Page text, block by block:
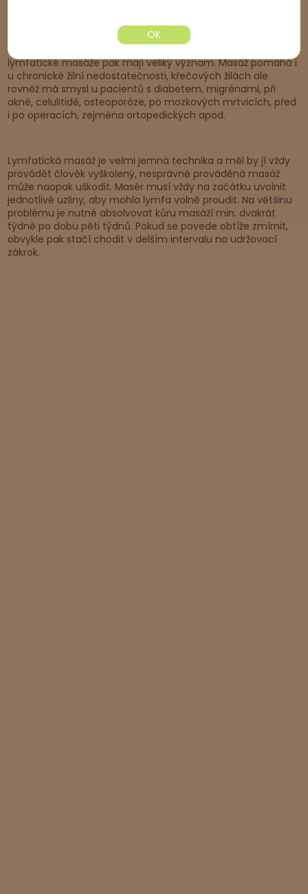
význam má například při nádorových onemocněních. Lékaři
často v musí odstranit v případě nádorových chorob i
lymfatické uzliny, bez nichž lymfa hůře proudí. Pravidelné
lymfatické masáže pak mají veliký význam. Masáž pomáhá i
u chronické žilní nedostatečnosti, křečových žilách ale
rovněž má smysl u pacientů s diabetem, migrénami, při
akné, celulitidě, osteoporóze, po mozkových mrtvicích, před
i po operacích, zejména ortopedických apod.
Lymfatická masáž je velmi jemná technika a měl by jí vždy
provádět člověk vyškolený, nesprávně prováděná masáž
může naopak uškodit. Masér musí vždy na začátku uvolnit
jednotlivé uzliny, aby mohla lymfa volně proudit. Na většinu
problému je nutné absolvovat kůru masáží min. dvakrát
týdně po dobu pěti týdnů. Pokud se povede obtíže zmírnit,
obvykle pak stačí chodit v delším intervalu na udržovací
zákrok.
OK